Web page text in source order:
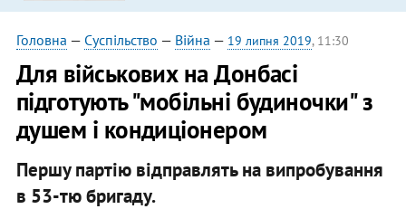
Головна — Суспільство — Війна — 19 липня 2019, 11:30
Для військових на Донбасі
підготують "мобільні будиночки" з
душем і кондиціонером
Першу партію відправлять на випробування
в 53-тю бригаду.